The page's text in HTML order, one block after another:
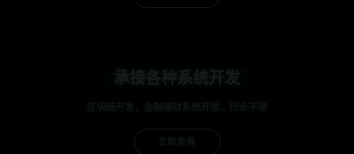
承接各种系统开发
区块链开发，金融理财系统开发，行业不限
立即查看